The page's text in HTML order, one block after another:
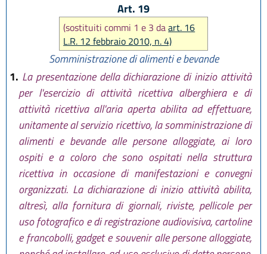
Art. 19
(sostituiti commi 1 e 3 daart. 16
L.R. 12 febbraio 2010, n. 4)
Somministrazione di alimenti e bevande
1. La presentazione della dichiarazione di inizio attività
per l'esercizio di attività ricettiva alberghiera e di
attività ricettiva all'aria aperta abilita ad effettuare,
unitamente al servizio ricettivo, la somministrazione di
alimenti e bevande alle persone alloggiate, ai loro
ospiti e a coloro che sono ospitati nella struttura
ricettiva in occasione di manifestazioni e convegni
organizzati. La dichiarazione di inizio attività abilita,
altresì, alla fornitura di giornali, riviste, pellicole per
uso fotografico e di registrazione audiovisiva, cartoline
e francobolli, gadget e souvenir alle persone alloggiate,